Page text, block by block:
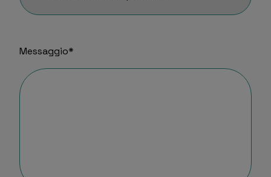
Messaggio*